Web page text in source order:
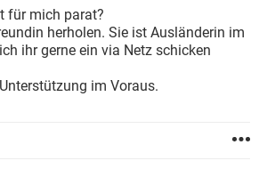
TIKTOK
HARDWARE
INSTAGRAM
HARDWARE
für mich parat?
herholen. Sie ist Ausländerin im
ihr gerne ein via Netz schicken
im Voraus.